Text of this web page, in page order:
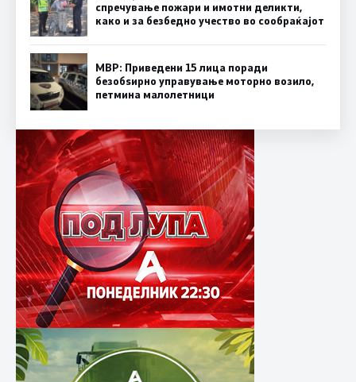
спречување пожари и имотни деликти,
како и за безбедно учество во сообраќајот
МВР: Приведени 15 лица поради
безобѕирно управување моторно возило,
петмина малолетници